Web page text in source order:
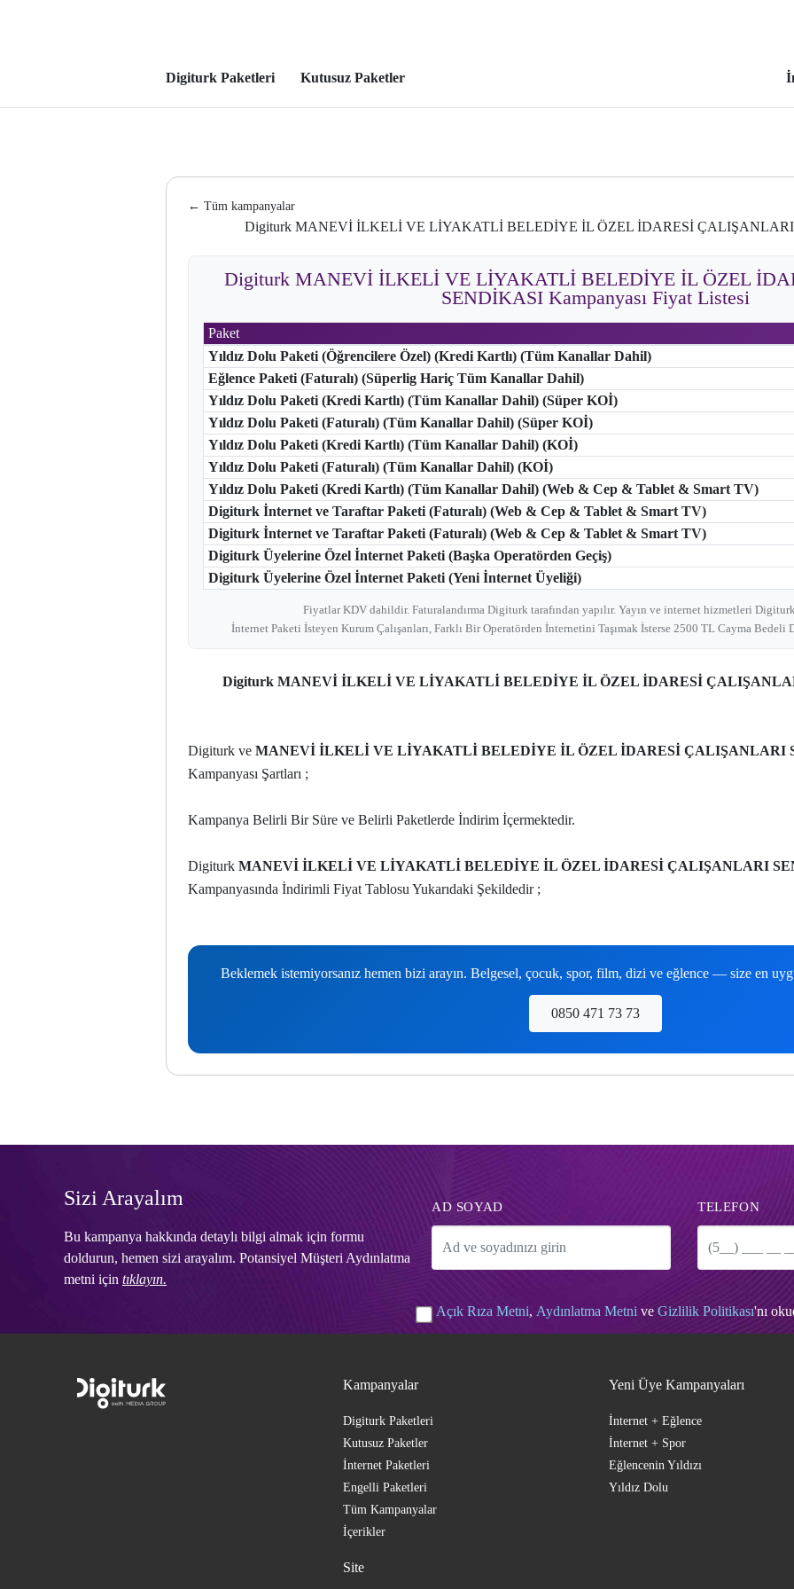
Digiturk Paketleri Kutusuz Paketler
← Tüm kampanyalar
Digiturk MANEVİ İLKELİ VE LİYAKATLİ BELEDİYE İL ÖZEL İDARESİ ÇALIŞANLARI
Digiturk MANEVİ İLKELİ VE LİYAKATLİ BELEDİYE İL ÖZEL
SENDİKASI Kampanyası Fiyat Listesi
Paket
Yıldız Dolu Paketi (Öğrencilere Özel) (Kredi Kartlı) (Tüm Kanallar Dahil)
Eğlence Paketi (Faturalı) (Süperlig Hariç Tüm Kanallar Dahil)
Yıldız Dolu Paketi (Kredi Kartlı) (Tüm Kanallar Dahil) (Süper KOİ)
Yıldız Dolu Paketi (Faturalı) (Tüm Kanallar Dahil) (Süper KOİ)
Yıldız Dolu Paketi (Kredi Kartlı) (Tüm Kanallar Dahil) (KOİ)
Yıldız Dolu Paketi (Faturalı) (Tüm Kanallar Dahil) (KOİ)
Yıldız Dolu Paketi (Kredi Kartlı) (Tüm Kanallar Dahil) (Web & Cep & Tablet & Smart TV)
Digiturk İnternet ve Taraftar Paketi (Faturalı) (Web & Cep & Tablet & Smart TV)
Digiturk İnternet ve Taraftar Paketi (Faturalı) (Web & Cep & Tablet & Smart TV)
Digiturk Üyelerine Özel İnternet Paketi (Başka Operatörden Geçiş)
Digiturk Üyelerine Özel İnternet Paketi (Yeni İnternet Üyeliği)
Fiyatlar KDV dahildir. Faturalandırma Digiturk tarafından yapılır. Yayın ve internet hizmetleri
İnternet Paketi İsteyen Kurum Çalışanları, Farklı Bir Operatörden İnternetini Taşımak İsterse 2500 TL Cayma Bedeli
Digiturk MANEVİ İLKELİ VE LİYAKATLİ BELEDİYE İL ÖZEL İDARESİ
Digiturk ve MANEVİ İLKELİ VE LİYAKATLİ BELEDİYE İL ÖZEL İDARESİ ÇALIŞANLARI
Kampanyası Şartları ;
Kampanya Belirli Bir Süre ve Belirli Paketlerde İndirim İçermektedir.
Digiturk MANEVİ İLKELİ VE LİYAKATLİ BELEDİYE İL ÖZEL İDARESİ ÇALIŞANLARI
Kampanyasında İndirimli Fiyat Tablosu Yukarıdaki Şekildedir ;
Beklemek istemiyorsanız hemen bizi arayın. Belgesel, çocuk, spor, film, dizi ve eğlence — size en
0850 471 73 73
Sizi Arayalım
Bu kampanya hakkında detaylı bilgi almak için formu
doldurun, hemen sizi arayalım. Potansiyel Müşteri Aydınlatma
metni için tıklayın.
AD SOYAD TELEFON
Açık Rıza Metni, Aydınlatma Metni ve Gizlilik Politikası'nı
Kampanyalar
Digiturk Paketleri
Kutusuz Paketler
İnternet Paketleri
Engelli Paketleri
Tüm Kampanyalar
İçerikler
Site
Yeni Üye Kampanyaları
İnternet + Eğlence
İnternet + Spor
Eğlencenin Yıldızı
Yıldız Dolu